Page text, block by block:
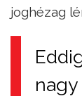
joghézag